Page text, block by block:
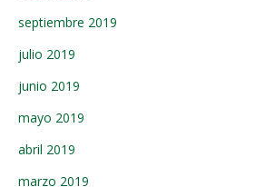
septiembre 2019
julio 2019
junio 2019
mayo 2019
abril 2019
marzo 2019